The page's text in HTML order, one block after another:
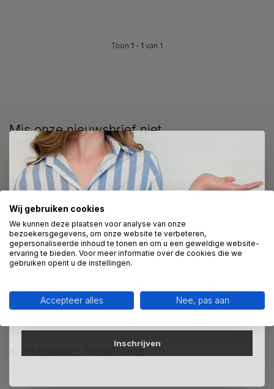
Toon 1 - 1 van 1
Meer informatie?
We helpen graag met uw keuze of geven advies, bel of app
ons 7 dagen per week: 06-23643267
Mis onze nieuwsbrief niet
Schrijf je in en ontvang onze nieuwe aanbiedingen
Kunstpakket Nederland
Direct 10% korting op je bestelling
Schrijf je in voor onze nieuwsbrief om op de hoogte te
blijven over onze nieuwe producten, en ontvang 10%
korting op je aankoop! 😀
Inschrijven
Wij gebruiken cookies
We kunnen deze plaatsen voor analyse van onze
bezoekersgegevens, om onze website te verbeteren,
gepersonaliseerde inhoud te tonen en om u een geweldige website-
ervaring te bieden. Voor meer informatie over de cookies die we
gebruiken opent u de instellingen.
Accepteer alles Nee, pas aan